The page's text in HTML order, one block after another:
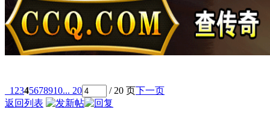
1 2345678910... 20 / 20 页下一页
返回列表